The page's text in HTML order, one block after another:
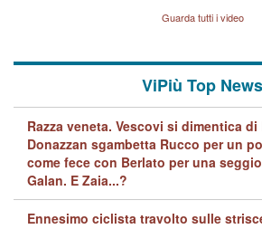
Lavarra: più avvincenti di
quelle di... Barbara D'UrsoGuarda tutti i video
ViPiù Top News
Razza veneta. Vescovi si dimentica di
Donazzan sgambetta Rucco per un
come fece con Berlato per una
Galan. E Zaia...?
Ennesimo ciclista travolto sulle